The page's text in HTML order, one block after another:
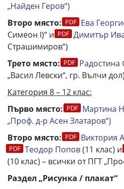
„Найден Геров“)
Второ място:
Ева
Симеон I)“ и
Димитър
Страшимиров“)
Трето място:
Радостина
„Васил Левски“, гр. Вълчи дол)
Категория 8 – 12 клас:
Първо място:
Мартина
„Проф. д-р Асен Златаров“)
Второ място:
Виктория
Теодор Попов(11 клас) и
(10 клас) – всички от ПГТ
Раздел „Рисунка / плакат“